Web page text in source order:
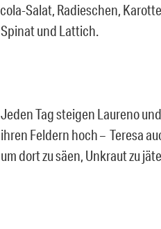
Salat, Radieschen,
Spinat und Lattich.
Jeden Tag steigen Laureno und
ihren Feldern hoch – Teresa
um dort zu säen, Unkraut zu